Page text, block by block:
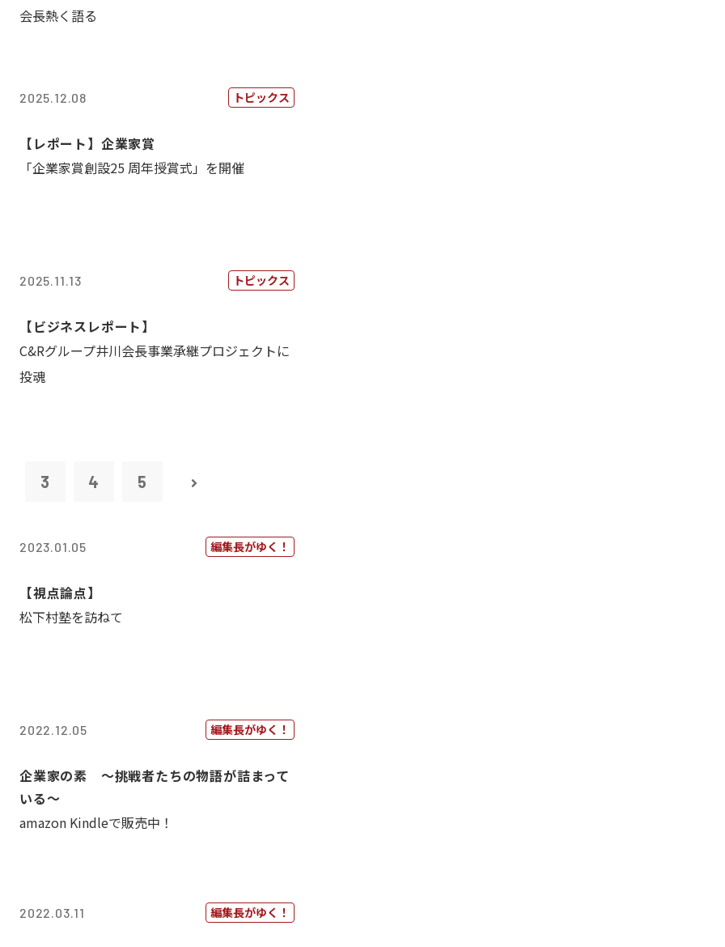
会長熱く語る
2025.12.08 トピックス
【レポート】企業家賞
「企業家賞創設25 周年授賞式」を開催
2025.11.13 トピックス
【ビジネスレポート】
C&Rグループ井川会長事業承継プロジェクトに
投魂
3 4 5
2023.01.05 編集長がゆく！
【視点論点】
松下村塾を訪ねて
2022.12.05 編集長がゆく！
企業家の素 〜挑戦者たちの物語が詰まって
いる〜
amazon Kindleで販売中！
2022.03.11 編集長がゆく！